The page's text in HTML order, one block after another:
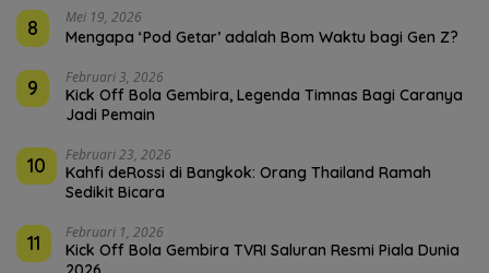
8 Mei 19, 2026
Mengapa ‘Pod Getar’ adalah Bom Waktu bagi Gen Z?
9 Februari 3, 2026
Kick Off Bola Gembira, Legenda Timnas Bagi Caranya
Jadi Pemain
10 Februari 23, 2026
Kahfi deRossi di Bangkok: Orang Thailand Ramah
Sedikit Bicara
11 Februari 1, 2026
Kick Off Bola Gembira TVRI Saluran Resmi Piala Dunia